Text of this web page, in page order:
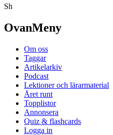
Sh
OvanMeny
Om oss
Taggar
Artikelarkiv
Podcast
Lektioner och lärarmaterial
Året runt
Topplistor
Annonsera
Quiz & flashcards
Logga in